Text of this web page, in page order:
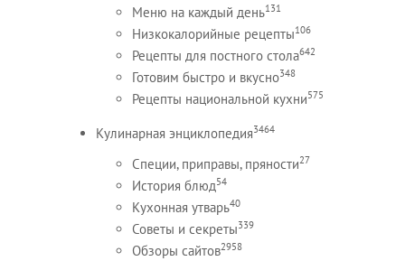
Меню на каждый день131
Низкокалорийные рецепты106
Рецепты для постного стола642
Готовим быстро и вкусно348
Рецепты национальной кухни575
Кулинарная энциклопедия3464
Специи, приправы, пряности27
История блюд54
Кухонная утварь40
Советы и секреты339
Обзоры сайтов2958